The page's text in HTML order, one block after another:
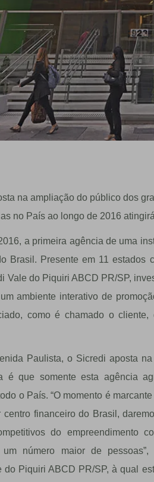
na ampliação do público dos
no País ao longo de 2016
a primeira agência de uma
Brasil. Presente em 11 estados
Vale do Piquiri ABCD PR/SP,
ambiente interativo de
como é chamado o
Paulista, o Sicredi aposta
é que somente esta agência
o País. “O momento é
financeiro do Brasil,
do empreendimento
número maior de pessoas”,
do Piquiri ABCD PR/SP, à qual